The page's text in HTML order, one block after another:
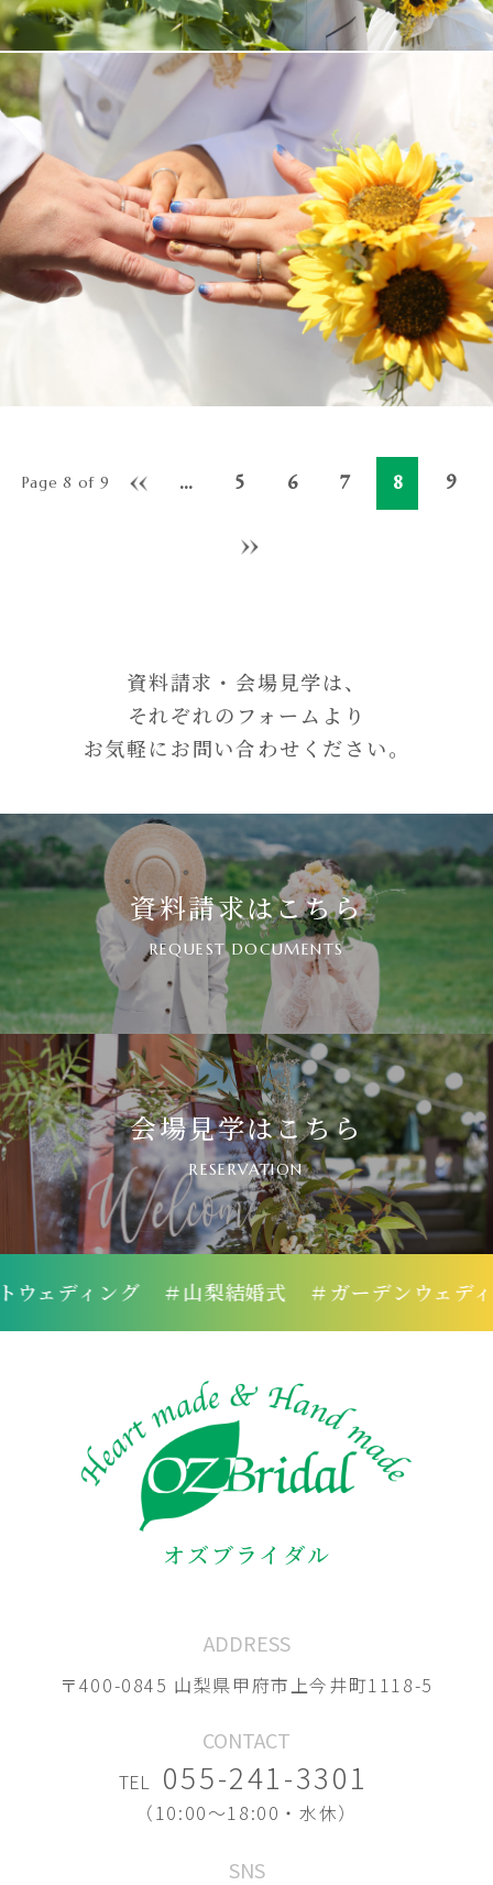
Page 8 of 9 « ... 5 6 7 8 9
»
資料請求・会場見学は、
それぞれのフォームより
お気軽にお問い合わせください。
資料請求はこちら
REQUEST DOCUMENTS
会場見学はこちら
RESERVATION
＃山梨結婚式 ＃ガーデンウェディング ＃
オズブライダル
ADDRESS
〒400-0845 山梨県甲府市上今井町1118-5
CONTACT
TEL 055-241-3301
（10:00〜18:00・水休）
SNS